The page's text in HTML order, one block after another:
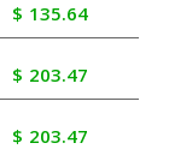
$ 135.64
$ 203.47
$ 203.47